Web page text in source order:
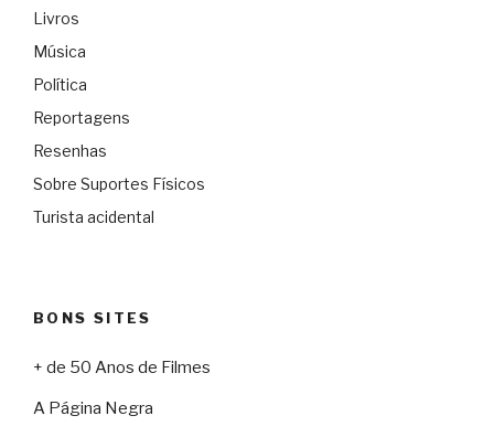
Livros
Música
Política
Reportagens
Resenhas
Sobre Suportes Físicos
Turista acidental
BONS SITES
+ de 50 Anos de Filmes
A Página Negra